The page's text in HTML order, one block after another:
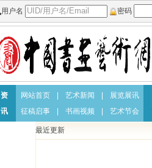
用户名 密码
资
讯
网站首页
征稿启事
艺术新闻
书画视频
展览展讯
艺术节会
最近更新